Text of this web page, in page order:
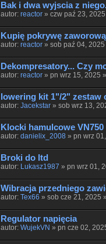
Bak i dwa wyjscia z
autor: reactor» czw paź 23,
Kupię pokrywę
autor: reactor» sob paź 04, 2025
Dekompresatory... Czy
autor: reactor» pn wrz 15, 2025
lowering kit 1"/2" zestaw
autor: Jacekstar» sob wrz 13,
Klocki hamulcowe VN750
autor: danielix_2008» pn wrz
Broki do ltd
autor: Lukasz1987 » pn wrz 01,
Wibracja przedniego
autor: Tex66 » sob cze 21, 2025
Regulator napięcia
autor: WujekVN » pn cze 02,